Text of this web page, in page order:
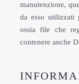
manutenzione,
da esso utilizzati
ossia file che
contenere anche